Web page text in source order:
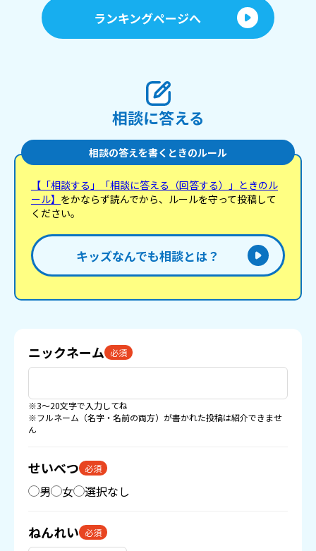
ランキングページへ
相談に答える
相談の答えを書くときのルール
【「相談する」「相談に答える（回答する）」ときのル
ール】 をかならず読んでから、ルールを守って投稿して
ください。
キッズなんでも相談とは？
ニックネーム 必須
※3〜20文字で入力してね
※フルネーム（名字・名前の両方）が書かれた投稿は紹介できませ
ん
せいべつ 必須
男 女 選択なし
ねんれい 必須